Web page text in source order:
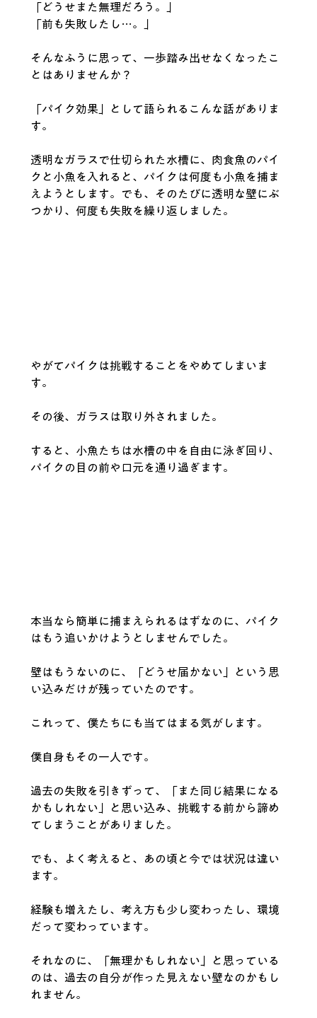
「どうせまた無理だろう。」
「前も失敗したし…。」
そんなふうに思って、一歩踏み出せなくなったこ
とはありませんか？
「パイク効果」として語られるこんな話がありま
す。
透明なガラスで仕切られた水槽に、肉食魚のパイ
クと小魚を入れると、パイクは何度も小魚を捕ま
えようとします。でも、そのたびに透明な壁にぶ
つかり、何度も失敗を繰り返しました。
やがてパイクは挑戦することをやめてしまいま
す。
その後、ガラスは取り外されました。
すると、小魚たちは水槽の中を自由に泳ぎ回り、
パイクの目の前や口元を通り過ぎます。
本当なら簡単に捕まえられるはずなのに、パイク
はもう追いかけようとしませんでした。
壁はもうないのに、「どうせ届かない」という思
い込みだけが残っていたのです。
これって、僕たちにも当てはまる気がします。
僕自身もその一人です。
過去の失敗を引きずって、「また同じ結果になる
かもしれない」と思い込み、挑戦する前から諦め
てしまうことがありました。
でも、よく考えると、あの頃と今では状況は違い
ます。
経験も増えたし、考え方も少し変わったし、環境
だって変わっています。
それなのに、「無理かもしれない」と思っている
のは、過去の自分が作った見えない壁なのかもし
れません。